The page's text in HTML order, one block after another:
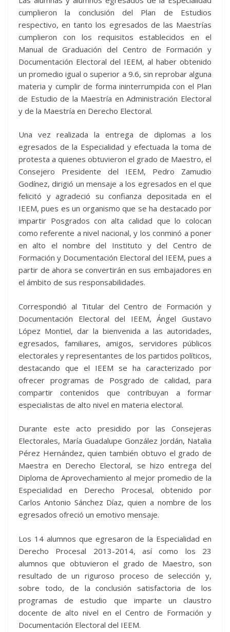
cumplieron la conclusión del Plan de Estudios
respectivo, en tanto los egresados de las Maestrías
cumplieron con los requisitos establecidos en el
Manual de Graduación del Centro de Formación y
Documentación Electoral del IEEM, al haber obtenido
un promedio igual o superior a 9.6, sin reprobar alguna
materia y cumplir de forma ininterrumpida con el Plan
de Estudio de la Maestría en Administración Electoral
y de la Maestría en Derecho Electoral.
Una vez realizada la entrega de diplomas a los
egresados de la Especialidad y efectuada la toma de
protesta a quienes obtuvieron el grado de Maestro, el
Consejero Presidente del IEEM, Pedro Zamudio
Godínez, dirigió un mensaje a los egresados en el que
felicitó y agradeció su confianza depositada en el
IEEM, pues es un organismo que se ha destacado por
impartir Posgrados con alta calidad que lo colocan
como referente a nivel nacional, y los conminó a poner
en alto el nombre del Instituto y del Centro de
Formación y Documentación Electoral del IEEM, pues a
partir de ahora se convertirán en sus embajadores en
el ámbito de sus responsabilidades.
Correspondió al Titular del Centro de Formación y
Documentación Electoral del IEEM, Ángel Gustavo
López Montiel, dar la bienvenida a las autoridades,
egresados, familiares, amigos, servidores públicos
electorales y representantes de los partidos políticos,
destacando que el IEEM se ha caracterizado por
ofrecer programas de Posgrado de calidad, para
compartir contenidos que contribuyan a formar
especialistas de alto nivel en materia electoral.
Durante este acto presidido por las Consejeras
Electorales, María Guadalupe González Jordán, Natalia
Pérez Hernández, quien también obtuvo el grado de
Maestra en Derecho Electoral, se hizo entrega del
Diploma de Aprovechamiento al mejor promedio de la
Especialidad en Derecho Procesal, obtenido por
Carlos Antonio Sánchez Díaz, quien a nombre de los
egresados ofreció un emotivo mensaje.
Los 14 alumnos que egresaron de la Especialidad en
Derecho Procesal 2013-2014, así como los 23
alumnos que obtuvieron el grado de Maestro, son
resultado de un riguroso proceso de selección y,
sobre todo, de la conclusión satisfactoria de los
programas de estudio que imparte un claustro
docente de alto nivel en el Centro de Formación y
Documentación Electoral del IEEM.